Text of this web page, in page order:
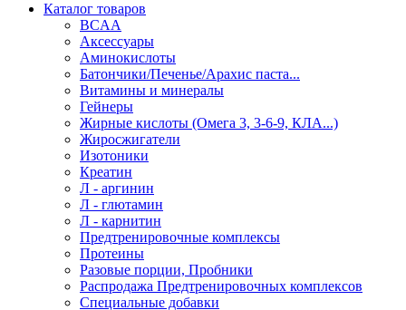
Каталог товаров
BCAA
Аксессуары
Аминокислоты
Батончики/Печенье/Арахис паста...
Витамины и минералы
Гейнеры
Жирные кислоты (Омега 3, 3-6-9, КЛА...)
Жиросжигатели
Изотоники
Креатин
Л - аргинин
Л - глютамин
Л - карнитин
Предтренировочные комплексы
Протеины
Разовые порции, Пробники
Распродажа Предтренировочных комплексов
Специальные добавки